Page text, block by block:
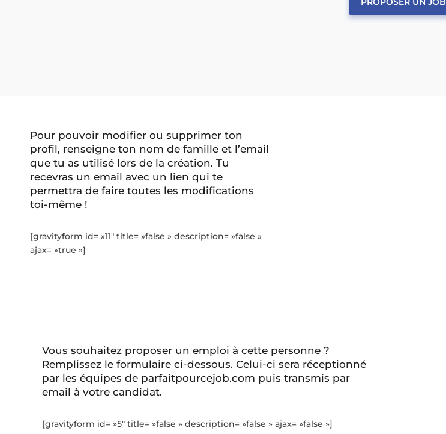
Pour pouvoir modifier ou supprimer ton
profil, renseigne ton nom de famille et l’email
que tu as utilisé lors de la création. Tu
recevras un email avec un lien qui te
permettra de faire toutes les modifications
toi-même !
[gravityform id= »11″ title= »false » description= »false »
ajax= »true »]
Vous souhaitez proposer un emploi à cette personne ?
Remplissez le formulaire ci-dessous. Celui-ci sera réceptionné
par les équipes de parfaitpourcejob.com puis transmis par
email à votre candidat.
[gravityform id= »5″ title= »false » description= »false » ajax= »false »]